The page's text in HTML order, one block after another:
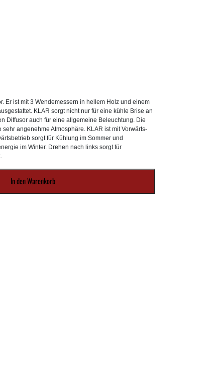
Er ist mit 3 Wendemessern in hellem Holz und einem
KLAR sorgt nicht nur für eine kühle Brise an
Diffusor auch für eine allgemeine Beleuchtung. Die
angenehme Atmosphäre. KLAR ist mit Vorwärts-
sorgt für Kühlung im Sommer und
im Winter. Drehen nach links sorgt für
In den Warenkorb